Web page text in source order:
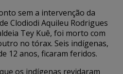
sem a intervenção da
Clodiodi Aquileu Rodrigues
Tey Kuê, foi morto com
no tórax. Seis indígenas,
12 anos, ficaram feridos.
os indígenas revidaram